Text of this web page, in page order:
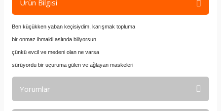
Ürün Bilgisi
Ben küçükken yaban keçisiydim, karışmak topluma
bir onmaz ihmaldi aslında biliyorsun
çünkü evcil ve medeni olan ne varsa
sürüyordu bir uçuruma gülen ve ağlayan maskeleri
Yorumlar